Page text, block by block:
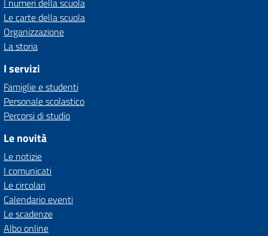
I numeri della scuola
Le carte della scuola
Organizzazione
La storia
I servizi
Famiglie e studenti
Personale scolastico
Percorsi di studio
Le novità
Le notizie
I comunicati
Le circolari
Calendario eventi
Le scadenze
Albo online